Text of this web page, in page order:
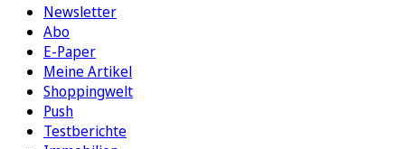
Newsletter
Abo
E-Paper
Meine Artikel
Shoppingwelt
Push
Testberichte